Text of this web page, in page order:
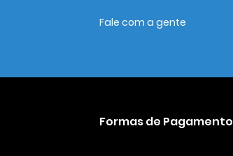
Fale com a gente
Formas de Pagamento